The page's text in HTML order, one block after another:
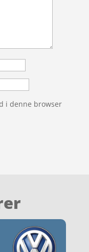
i denne browser